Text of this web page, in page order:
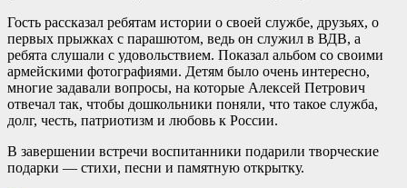
Гость рассказал ребятам истории о своей службе, друзьях, о
первых прыжках с парашютом, ведь он служил в ВДВ, а
ребята слушали с удовольствием. Показал альбом со своими
армейскими фотографиями. Детям было очень интересно,
многие задавали вопросы, на которые Алексей Петрович
отвечал так, чтобы дошкольники поняли, что такое служба,
долг, честь, патриотизм и любовь к России.
В завершении встречи воспитанники подарили творческие
подарки — стихи, песни и памятную открытку.